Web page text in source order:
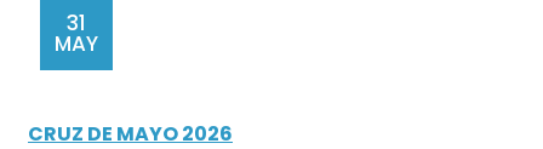
31
MAY
CRUZ DE MAYO 2026